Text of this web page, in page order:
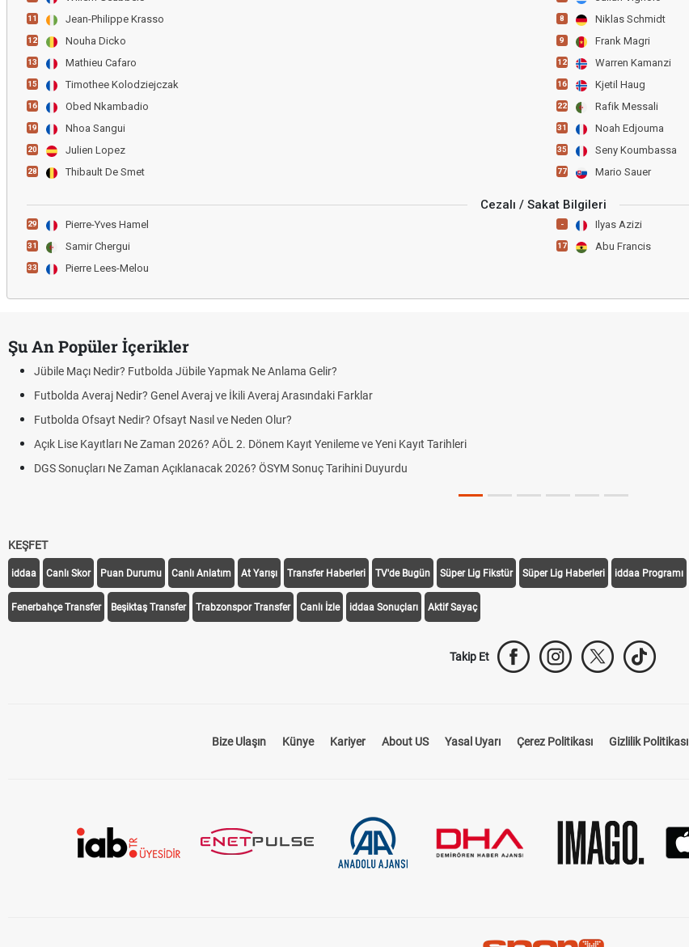
11 Jean-Philippe Krasso
12 Nouha Dicko
13 Mathieu Cafaro
15 Timothee Kolodziejczak
16 Obed Nkambadio
19 Nhoa Sangui
20 Julien Lopez
28 Thibault De Smet
8 Niklas Schmidt
9 Frank Magri
12 Warren Kamanzi
16 Kjetil Haug
22 Rafik Messali
31 Noah Edjouma
35 Seny Koumbassa
77 Mario Sauer
Cezalı / Sakat Bilgileri
29 Pierre-Yves Hamel
31 Samir Chergui
33 Pierre Lees-Melou
- Ilyas Azizi
17 Abu Francis
Şu An Popüler İçerikler
Jübile Maçı Nedir? Futbolda Jübile Yapmak Ne Anlama Gelir?
Futbolda Averaj Nedir? Genel Averaj ve İkili Averaj Arasındaki Farklar
Futbolda Ofsayt Nedir? Ofsayt Nasıl ve Neden Olur?
Açık Lise Kayıtları Ne Zaman 2026? AÖL 2. Dönem Kayıt Yenileme ve Yeni Kayıt Tarihleri
DGS Sonuçları Ne Zaman Açıklanacak 2026? ÖSYM Sonuç Tarihini Duyurdu
KEŞFET
iddaa Canlı Skor Puan Durumu Canlı Anlatım At Yarışı Transfer Haberleri TV'de Bugün Süper Lig Fikstür Süper Lig Haberleri iddaa Programı
Fenerbahçe Transfer Beşiktaş Transfer Trabzonspor Transfer Canlı İzle iddaa Sonuçları Aktif Sayaç
Takip Et
Bize Ulaşın Künye Kariyer About US Yasal Uyarı Çerez Politikası Gizlilik Politikası